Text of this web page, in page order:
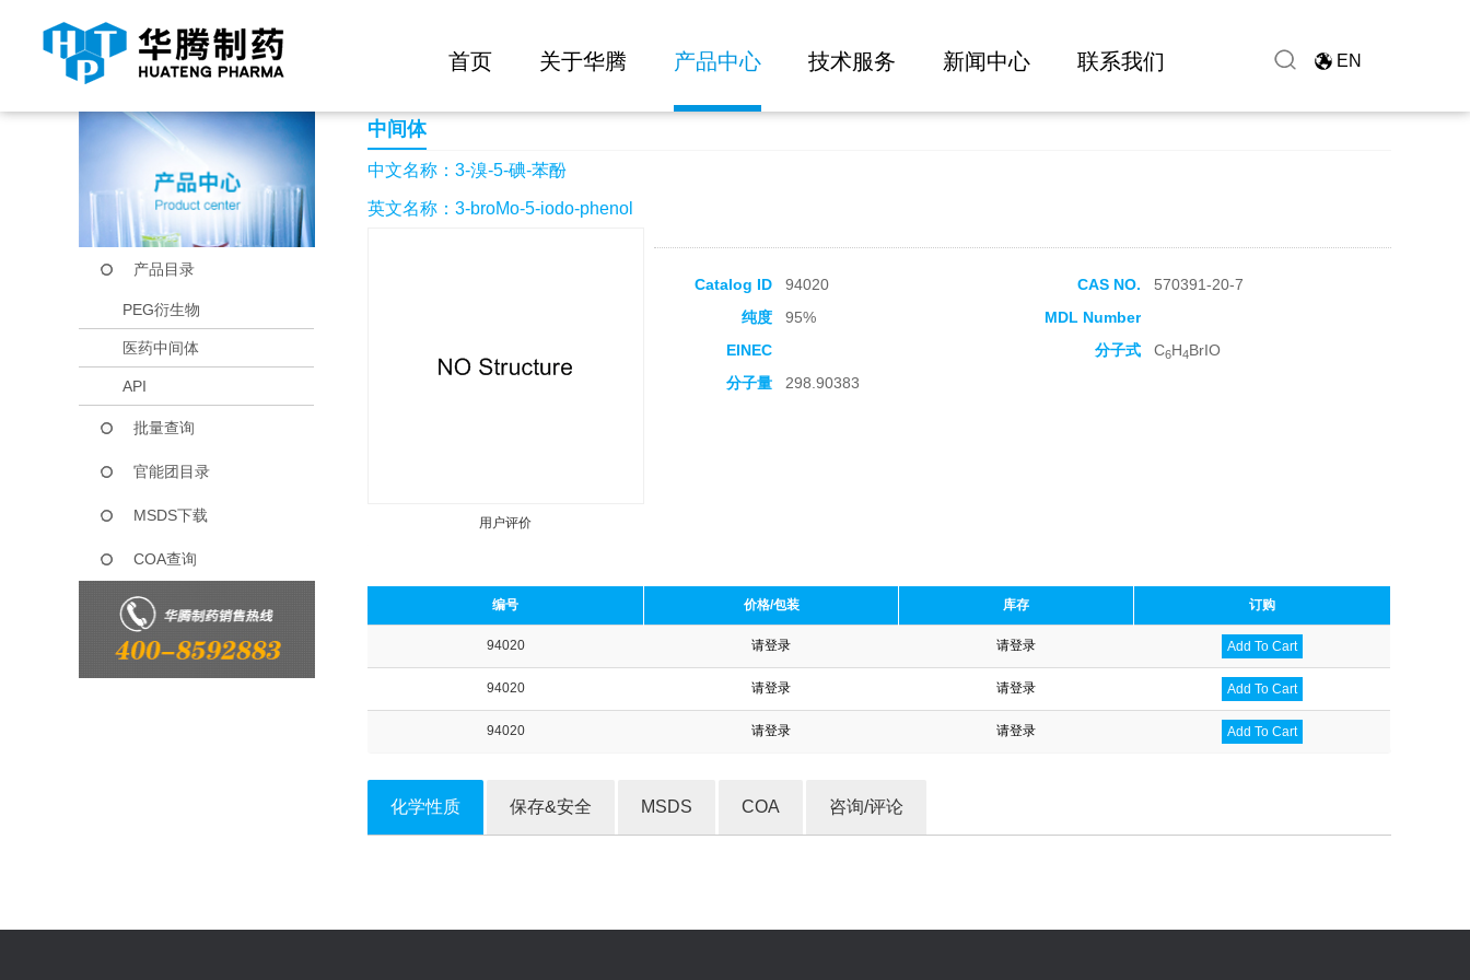
首页 关于华腾 产品中心 技术服务 新闻中心 联系我们 EN
当前位置： 首页 产品中心
产品目录
PEG衍生物
医药中间体
API
批量查询
官能团目录
MSDS下载
COA查询
中间体
中文名称：3-溴-5-碘-苯酚
英文名称：3-broMo-5-iodo-phenol
用户评价
收藏产品
Catalog ID 94020 CAS NO.
570391-20-7
纯度
95%
MDL Number
EINEC
分子式 C6H4BrIO
分子量
298.90383
编号 价格/包装 库存 订购
94020 请登录 请登录 Add To Cart
94020 请登录 请登录 Add To Cart
94020 请登录 请登录 Add To Cart
化学性质 保存&安全 MSDS COA 咨询/评论